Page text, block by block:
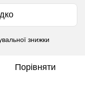
знижки
Порівняти